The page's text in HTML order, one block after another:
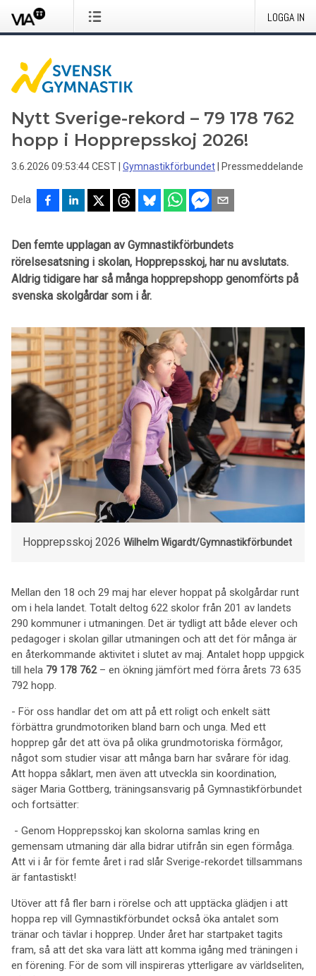
LOGGA IN
Nytt Sverige-rekord – 79 178 762
hopp i Hopprepsskoj 2026!
3.6.2026 09:53:44 CEST Gymnastikförbundet Pressmeddelande
Dela
Den femte upplagan av Gymnastikförbundets
rörelsesatsning i skolan, Hopprepsskoj, har nu avslutats.
Aldrig tidigare har så många hopprepshopp genomförts på
svenska skolgårdar som i år.
Hopprepsskoj 2026 Wilhelm Wigardt/Gymnastikförbundet
Mellan den 18 och 29 maj har elever hoppat på skolgårdar runt
om i hela landet. Totalt deltog 622 skolor från 201 av landets
290 kommuner i utmaningen. Det är tydligt att både elever och
pedagoger i skolan gillar utmaningen och att det för många är
en återkommande aktivitet i slutet av maj. Antalet hopp uppgick
till hela 79 178 762 – en ökning jämfört med förra årets 73 635
792 hopp.
- För oss handlar det om att på ett roligt och enkelt sätt
förbättra grundmotoriken bland barn och unga. Med ett
hopprep går det att öva på olika grundmotoriska förmågor,
något som studier visar att många barn har svårare för idag.
Att hoppa såklart, men även att utveckla sin koordination,
säger Maria Gottberg, träningsansvarig på Gymnastikförbundet
och fortsätter:
- Genom Hopprepsskoj kan skolorna samlas kring en
gemensam utmaning där alla bidrar utifrån sin egen förmåga.
Att vi i år för femte året i rad slår Sverige-rekordet tillsammans
är fantastiskt!
Utöver att få fler barn i rörelse och att upptäcka glädjen i att
hoppa rep vill Gymnastikförbundet också öka antalet som
tränar och tävlar i hopprep. Under året har startpaket tagits
fram, så att det ska vara lätt att komma igång med träningen i
en förening. För de som vill inspireras ytterligare av världseliten,